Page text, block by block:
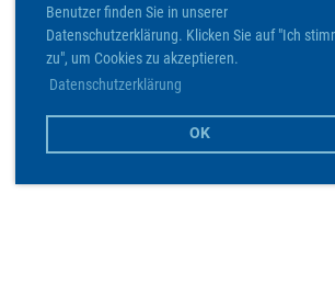
Benutzer finden Sie in unserer
Datenschutzerklärung. Klicken Sie auf "Ich
zu", um Cookies zu akzeptieren.
Datenschutzerklärung
OK